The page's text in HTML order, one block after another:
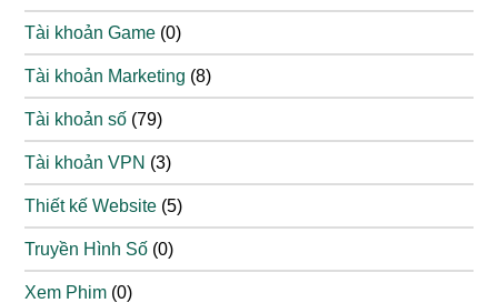
Tài khoản Game (0)
Tài khoản Marketing (8)
Tài khoản số (79)
Tài khoản VPN (3)
Thiết kế Website (5)
Truyền Hình Số (0)
Xem Phim (0)